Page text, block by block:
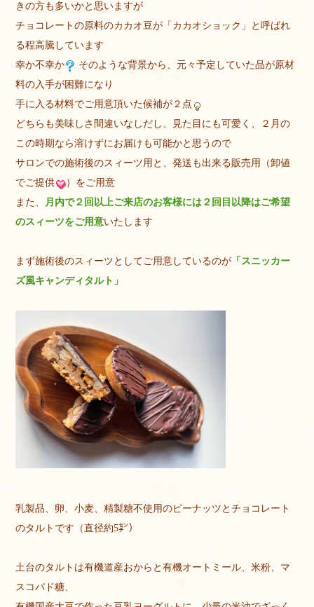
きの方も多いかと思いますが
チョコレートの原料のカカオ豆が「カカオショック」と呼ばれ
る程高騰しています
幸か不幸か
そのような背景から、元々予定していた品が原材
料の入手が困難になり
手に入る材料でご用意頂いた候補が２点
どちらも美味しさ間違いなしだし、見た目にも可愛く、２月の
この時期なら溶けずにお届けも可能かと思うので
サロンでの施術後のスィーツ用と、発送も出来る販売用（卸値
でご提供
）をご用意
また、
月内で２回以上ご来店のお客様には２回目以降はご希望
のスィーツをご用意いたします
まず施術後のスィーツとしてご用意しているのが 「スニッカー
ズ風キャンディタルト」
乳製品、卵、小麦、精製糖不使用のピーナッツとチョコレート
のタルトです（直径約5㌢）
土台のタルトは有機道産おからと有機オートミール、米粉、マ
スコバド糖、